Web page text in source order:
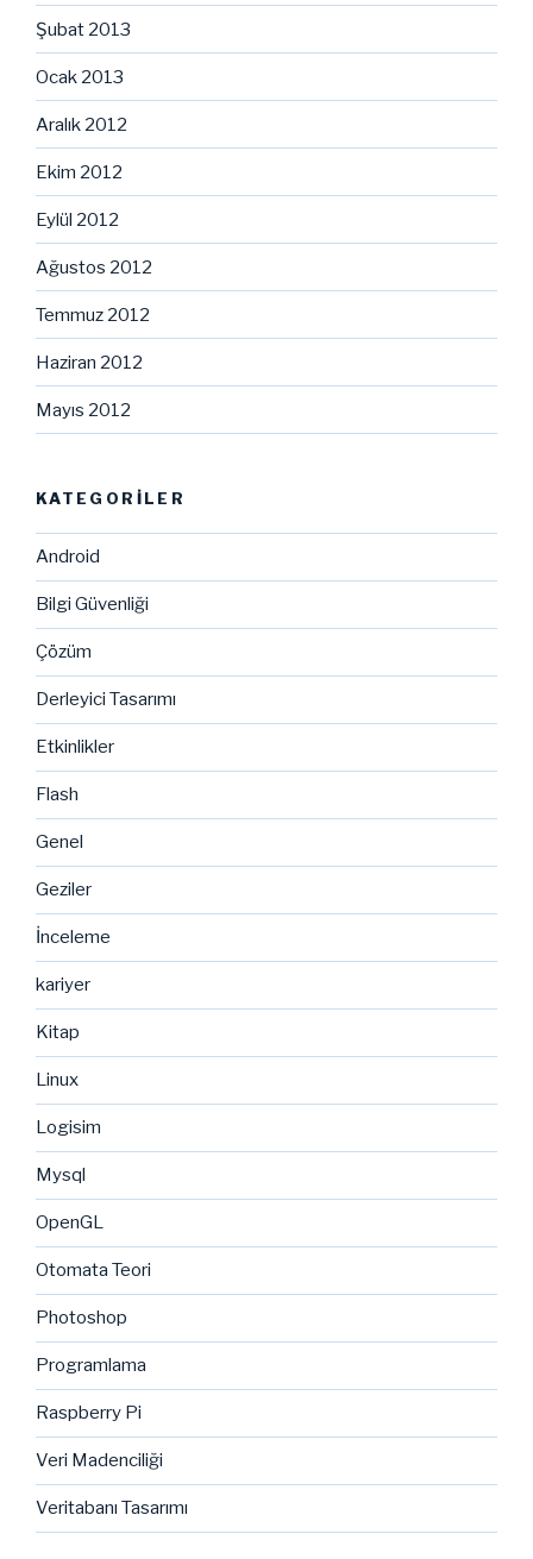
Şubat 2013
Ocak 2013
Aralık 2012
Ekim 2012
Eylül 2012
Ağustos 2012
Temmuz 2012
Haziran 2012
Mayıs 2012
KATEGORILER
Android
Bilgi Güvenliği
Çözüm
Derleyici Tasarımı
Etkinlikler
Flash
Genel
Geziler
İnceleme
kariyer
Kitap
Linux
Logisim
Mysql
OpenGL
Otomata Teori
Photoshop
Programlama
Raspberry Pi
Veri Madenciliği
Veritabanı Tasarımı